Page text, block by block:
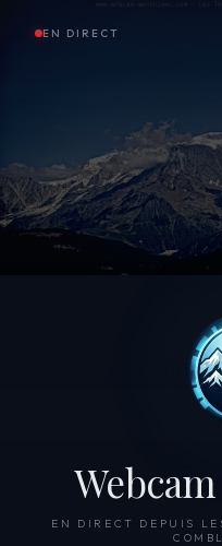
EN DIRECT
EN DIRECT DEPUIS